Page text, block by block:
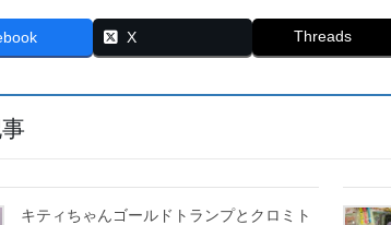
X Threads
キティちゃんゴールドトランプとクロミト